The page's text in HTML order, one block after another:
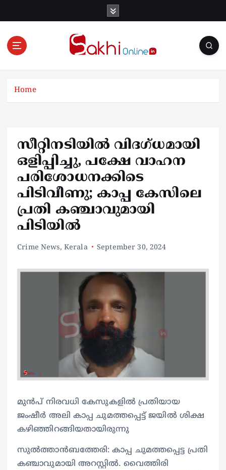
Online News Portal
Home
സീറ്റിനടിയിൽ വിദഗ്ധമായി
ഒളിപ്പിച്ചു, പക്ഷേ വാഹന
പരിശോധനക്കിടെ
പിടിവീണു; കാപ്പ കേസിലെ
പ്രതി കഞ്ചാവുമായി
പിടിയിൽ
Crime News, Kerala September 30, 2024
മുന്‍പ് നിരവധി കേസുകളില്‍ പ്രതിയായ
ജംഷീര്‍ അലി കാപ്പ ചുമത്തപ്പെട്ട് ജയില്‍ ശിക്ഷ
കഴിഞ്ഞിറങ്ങിയതായിരുന്നു
സുല്‍ത്താന്‍ബത്തേരി: കാപ്പ ചുമത്തപ്പെട്ട പ്രതി
കഞ്ചാവുമായി അറസ്റ്റില്‍. വൈത്തിരി